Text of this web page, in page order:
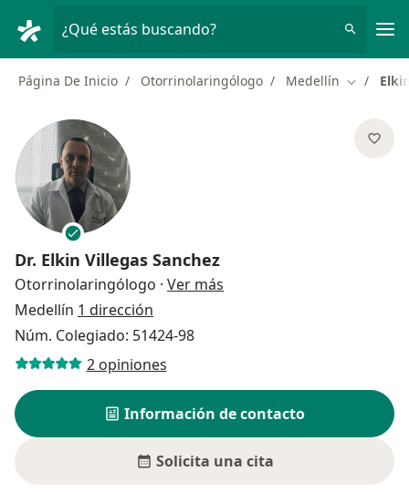
¿Qué estás buscando?
Página De Inicio Otorrinolaringólogo Medellín Cambiar
Dr. Elkin Villegas Sanchez
Otorrinolaringólogo · Ver más
Medellín 1 dirección
Núm. Colegiado: 51424-98
2 opiniones
Información de contacto
Solicita una cita